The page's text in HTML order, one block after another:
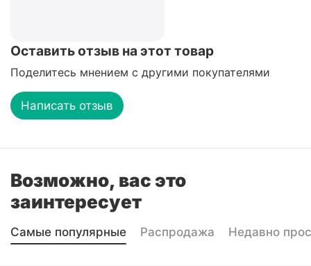
Оставить отзыв на этот товар
Поделитесь мнением с другими покупателями
Написать отзыв
Возможно, вас это
заинтересует
Самые популярные Распродажа Недавно